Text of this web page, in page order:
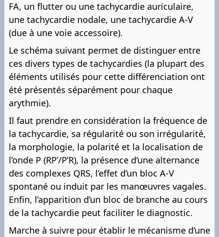
FA, un flutter ou une tachycardie auriculaire,
une tachycardie nodale, une tachycardie A-V
(due à une voie accessoire).
Le schéma suivant permet de distinguer entre
ces divers types de tachycardies (la plupart des
éléments utilisés pour cette différenciation ont
été présentés séparément pour chaque
arythmie).
Il faut prendre en considération la fréquence de
la tachycardie, sa régularité ou son irrégularité,
la morphologie, la polarité et la localisation de
l’onde P (RP’/P’R), la présence d’une alternance
des complexes QRS, l’effet d’un bloc A-V
spontané ou induit par les manœuvres vagales.
Enfin, l’apparition d’un bloc de branche au cours
de la tachycardie peut faciliter le diagnostic.
Marche à suivre pour établir le mécanisme d’une